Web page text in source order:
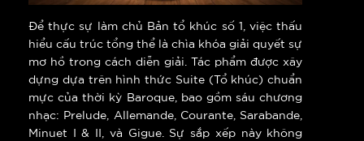
Để thực sự làm chủ Bản tổ khúc số 1, việc thấu
hiểu cấu trúc tổng thể là chìa khóa giải quyết sự
mơ hồ trong cách diễn giải. Tác phẩm được xây
dựng dựa trên hình thức Suite (Tổ khúc) chuẩn
mực của thời kỳ Baroque, bao gồm sáu chương
nhạc: Prelude, Allemande, Courante, Sarabande,
Minuet I & II, và Gigue. Sự sắp xếp này không